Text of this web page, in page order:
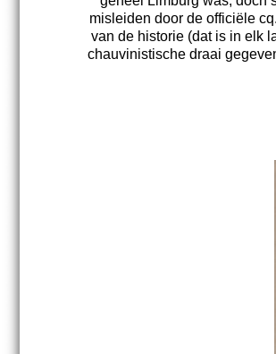
misleiden door de officiële
van de historie (dat is in elk
chauvinistische draai